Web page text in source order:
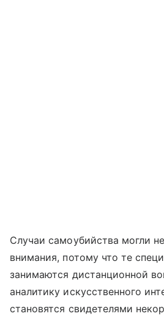
Случаи самоубийства могли
внимания, потому что те
занимаются дистанционной
аналитику искусственного
становятся свидетелями